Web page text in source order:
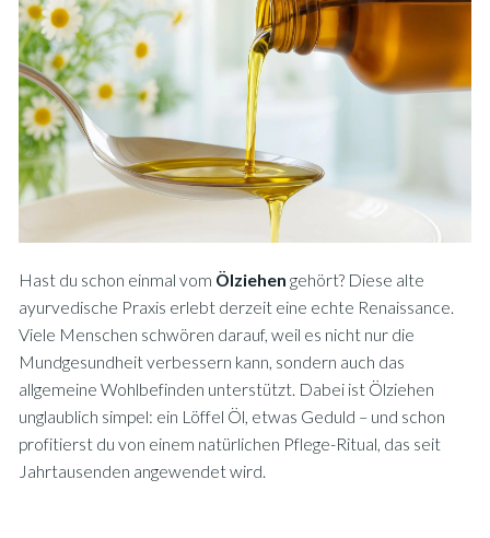
Hast du schon einmal vom Ölziehen gehört? Diese alte
ayurvedische Praxis erlebt derzeit eine echte Renaissance.
Viele Menschen schwören darauf, weil es nicht nur die
Mundgesundheit verbessern kann, sondern auch das
allgemeine Wohlbefinden unterstützt. Dabei ist Ölziehen
unglaublich simpel: ein Löffel Öl, etwas Geduld – und schon
profitierst du von einem natürlichen Pflege-Ritual, das seit
Jahrtausenden angewendet wird.